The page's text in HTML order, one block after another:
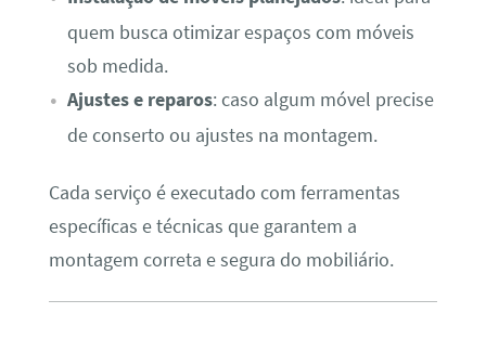
quem busca otimizar espaços com móveis
sob medida.
Ajustes e reparos: caso algum móvel precise
de conserto ou ajustes na montagem.
Cada serviço é executado com ferramentas
específicas e técnicas que garantem a
montagem correta e segura do mobiliário.